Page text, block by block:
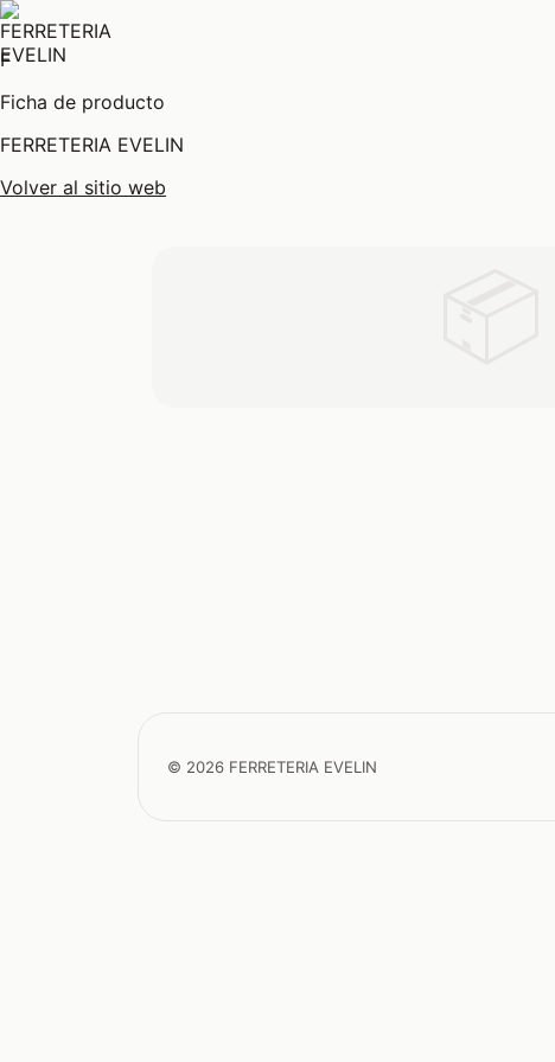
F
Ficha de producto
FERRETERIA EVELIN
Volver al sitio web
© 2026 FERRETERIA EVELIN